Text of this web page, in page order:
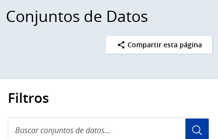
Conjuntos de Datos
Compartir esta página
Filtros
conjuntos